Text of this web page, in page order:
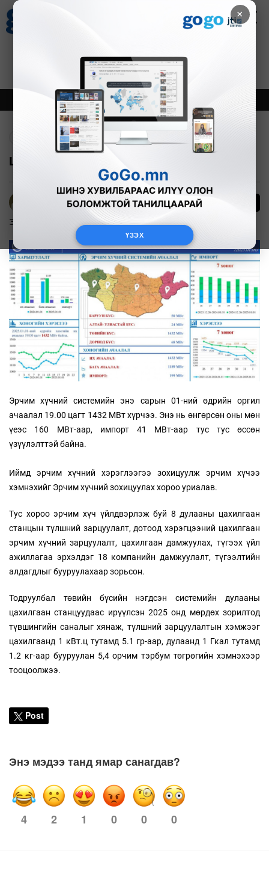
×
ҮЗЭХ
Зурхай
8.08
Онцлох Шинэ
Цахилгааны импорт 41 МВт-аар өсжээ
Б.Эрдэнэчимэг 15
Эдийн засаг 2025-01-04
Эрчим хүчний системийн энэ сарын 01-ний өдрийн оргил
ачаалал 19.00 цагт 1432 МВт хүрчээ. Энэ нь өнгөрсөн оны мөн
үеэс 160 МВт-аар, импорт 41 МВт-аар тус тус өссөн
үзүүлэлттэй байна.
Иймд эрчим хүчний хэрэглээгээ зохицуулж эрчим хүчээ
хэмнэхийг Эрчим хүчний зохицуулах хороо уриалав.
Тус хороо эрчим хүч үйлдвэрлэж буй 8 дулааны цахилгаан
станцын түлшний зарцуулалт, дотоод хэрэгцээний цахилгаан
эрчим хүчний зарцуулалт, цахилгаан дамжуулах, түгээх үйл
ажиллагаа эрхэлдэг 18 компанийн дамжуулалт, түгээлтийн
алдагдлыг бууруулахаар зорьсон.
Тодруулбал төвийн бүсийн нэгдсэн системийн дулааны
цахилгаан станцуудаас ирүүлсэн 2025 онд мөрдөх зорилтод
түвшингийн саналыг хянаж, түлшний зарцуулалтын хэмжээг
цахилгаанд 1 кВт.ц тутамд 5.1 гр-аар, дулаанд 1 Гкал тутамд
1.2 кг-аар бууруулан 5,4 орчим тэрбум төгрөгийн хэмнэхээр
тооцоолжээ.
Post
Энэ мэдээ танд ямар санагдав?
4 2 1 0 0 0